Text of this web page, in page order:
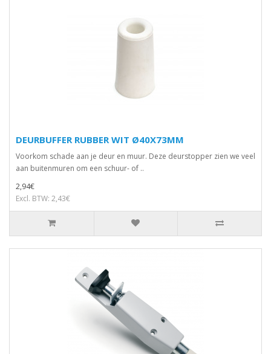
DEURBUFFER RUBBER WIT Ø40X73MM
Voorkom schade aan je deur en muur. Deze deurstopper zien we veel
aan buitenmuren om een schuur- of ..
2,94€
Excl. BTW: 2,43€